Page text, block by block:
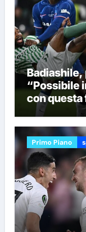
Badiashile,
“Possibile
con questa
Primo Piano